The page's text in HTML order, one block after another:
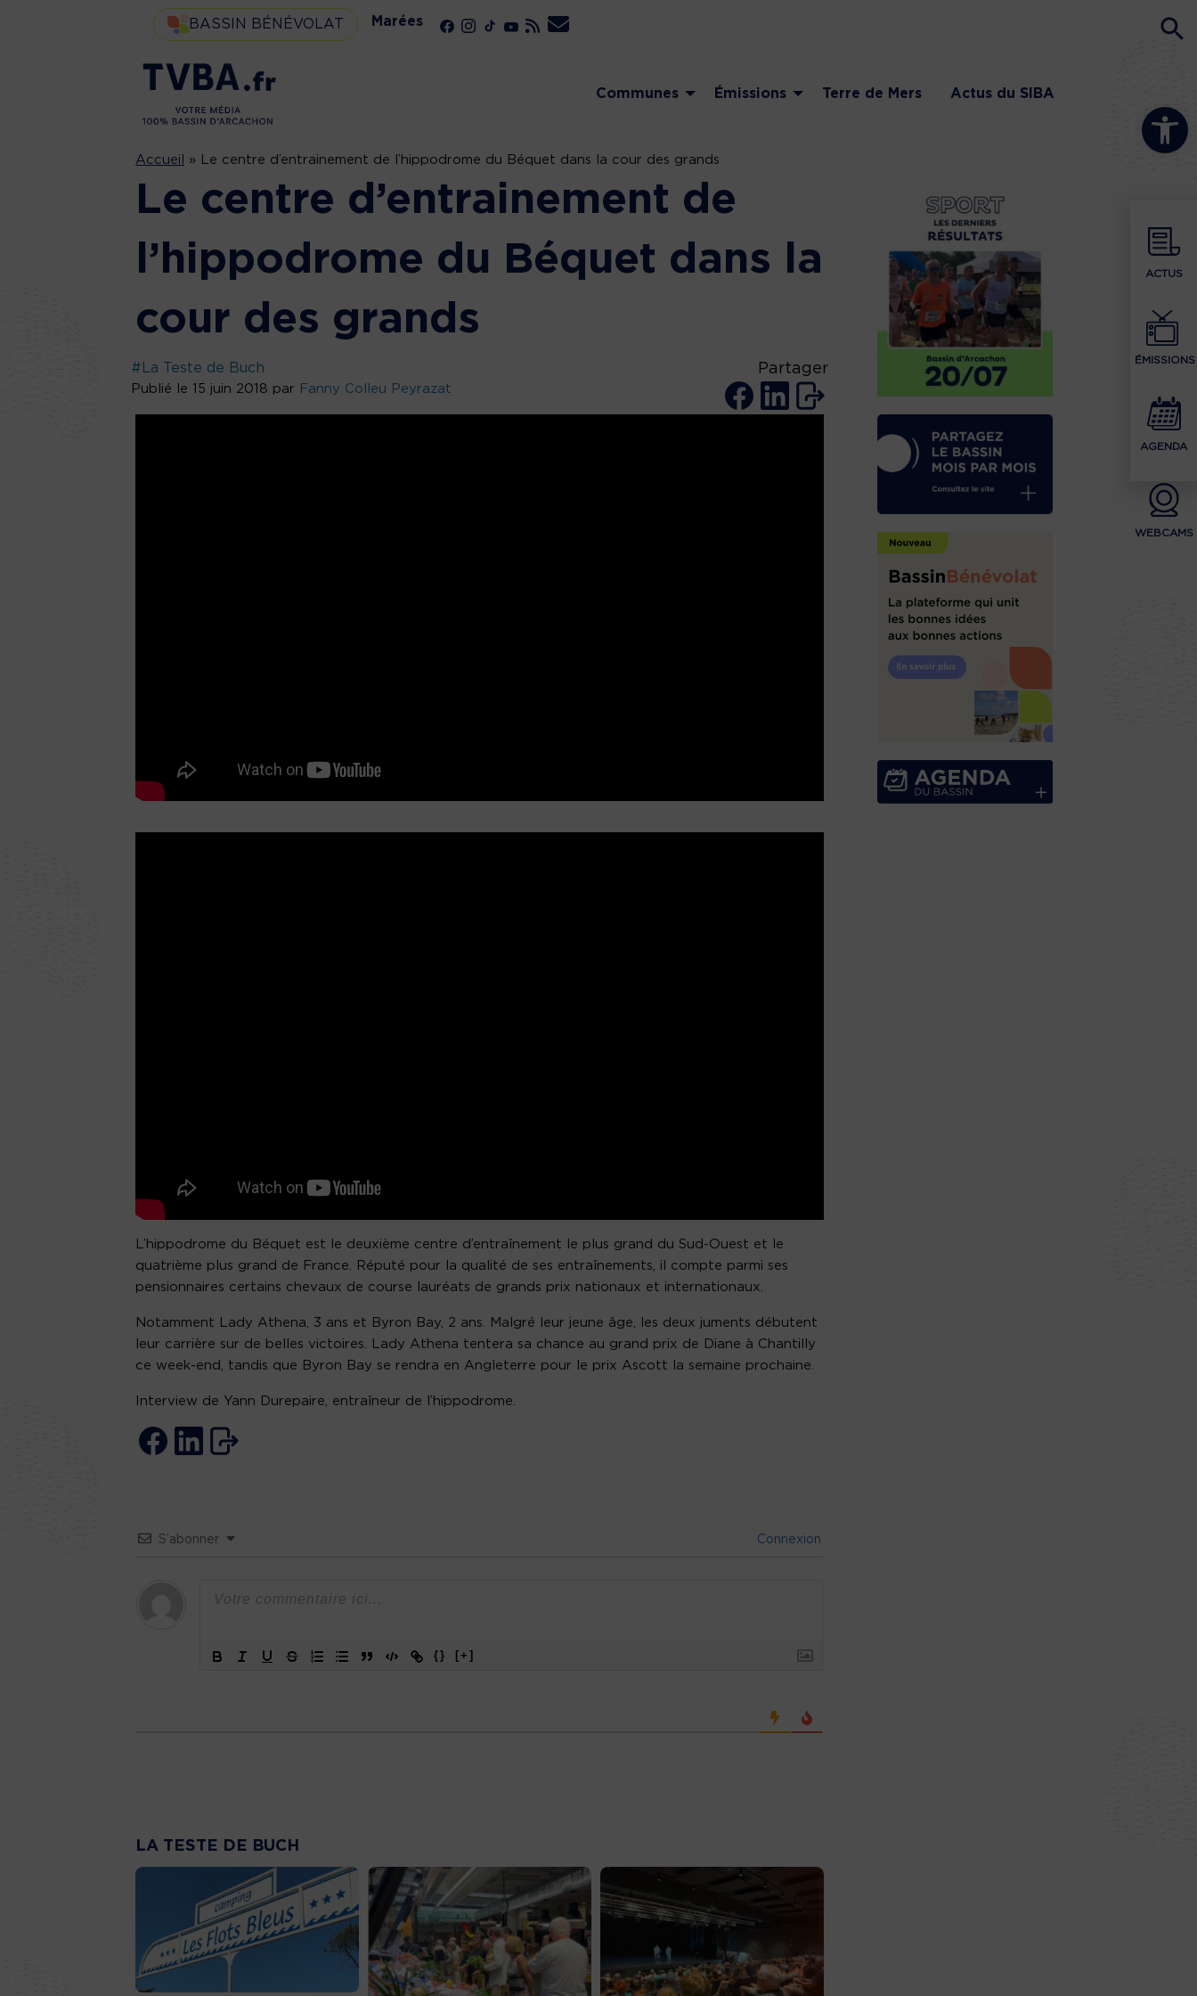
Ouvrir la
ACTUS
ÉMISSIONS
AGENDA
WEBCAMS
BASSIN BÉNÉVOLAT Marées
Communes Émissions Terre de Mers Actus du SIBA
Accueil » Le centre d’entrainement de l’hippodrome du Béquet dans la cour des grands
Le centre d’entrainement de
l’hippodrome du Béquet dans la
cour des grands
#La Teste de Buch
Publié le 15 juin 2018 par Fanny Colleu Peyrazat
Partager
L’hippodrome du Béquet est le deuxième centre d’entraînement le plus grand du Sud-Ouest et le
quatrième plus grand de France. Réputé pour la qualité de ses entraînements, il compte parmi ses
pensionnaires certains chevaux de course lauréats de grands prix nationaux et internationaux.
Notamment Lady Athena, 3 ans et Byron Bay, 2 ans. Malgré leur jeune âge, les deux juments débutent
leur carrière sur de belles victoires. Lady Athena tentera sa chance au grand prix de Diane à Chantilly
ce week-end, tandis que Byron Bay se rendra en Angleterre pour le prix Ascott la semaine prochaine.
Interview de Yann Durepaire, entraîneur de l’hippodrome.
S’abonner Connexion
{} [+]
LA TESTE DE BUCH